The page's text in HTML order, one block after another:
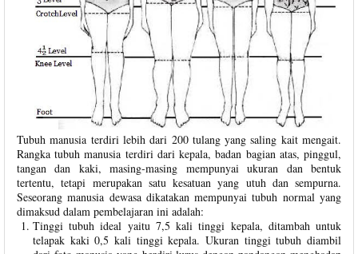
Tubuh manusia terdiri lebih dari 200 tulang yang saling kait mengait.
Rangka tubuh manusia terdiri dari kepala, badan bagian atas, pinggul,
tangan dan kaki, masing-masing mempunyai ukuran dan bentuk
tertentu, tetapi merupakan satu kesatuan yang utuh dan sempurna.
Seseorang manusia dewasa dikatakan mempunyai tubuh normal yang
dimaksud dalam pembelajaran ini adalah:
Tinggi tubuh ideal yaitu 7,5 kali tinggi kepala, ditambah untuk
telapak kaki 0,5 kali tinggi kepala. Ukuran tinggi tubuh diambil